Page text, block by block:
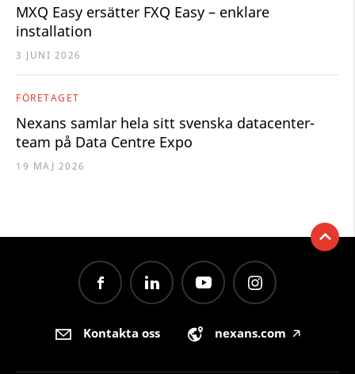
MXQ Easy ersätter FXQ Easy – enklare
installation
3 JUNI 2026
FÖRETAGET
Nexans samlar hela sitt svenska datacenter-
team på Data Centre Expo
19 MAJ 2026
Kontakta oss nexans.com 🡥